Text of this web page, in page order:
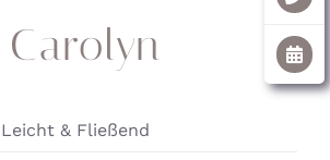
Carolyn
Leicht & Fließend